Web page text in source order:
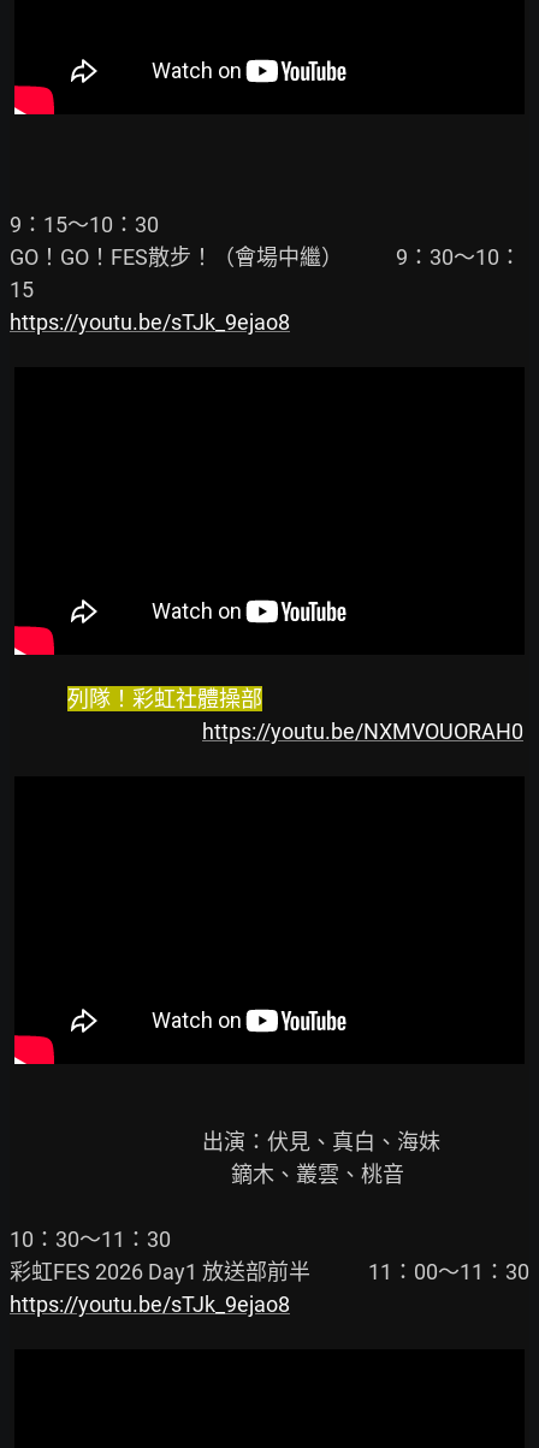
9：15～10：30
GO！GO！FES散步！（會場中繼）           9：30～10：
https://youtu.be/sTJk_9ejao8
列隊！彩虹社體操部
https://youtu.be/NXMVOUORAH0
10：30～11：30
https://youtu.be/sTJk_9ejao8